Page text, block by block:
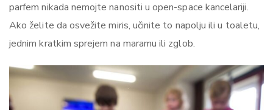
parfem nikada nemojte nanositi u open-space kancelariji.
Ako želite da osvežite miris, učinite to napolju ili u toaletu,
jednim kratkim sprejem na maramu ili zglob.